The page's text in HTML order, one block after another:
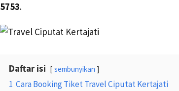
5753.
Daftar isi sembunyikan
1 Cara Booking Tiket Travel Ciputat Kertajati